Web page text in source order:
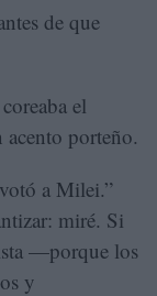
de que
el
porteño.
a Milei.”
miré. Si
—porque los
y